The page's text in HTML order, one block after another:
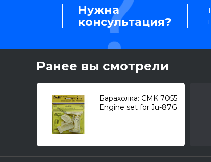
Нужна
консультация?
Ранее вы смотрели
Барахолка: CMK 7055
Engine set for Ju-87G